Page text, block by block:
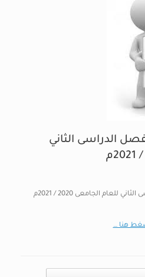
الدراسى الثاني
جداول المحاضرات الفصل الدراسى الثاني للعام الجامعى 2020 / 2021م
هنا …